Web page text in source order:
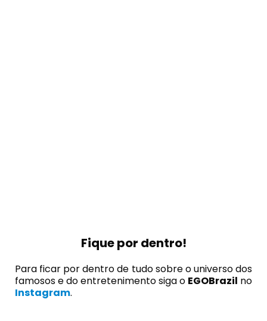
Fique por dentro!
Para ficar por dentro de tudo sobre o universo dos
famosos e do entretenimento siga o EGOBrazil no
Instagram.